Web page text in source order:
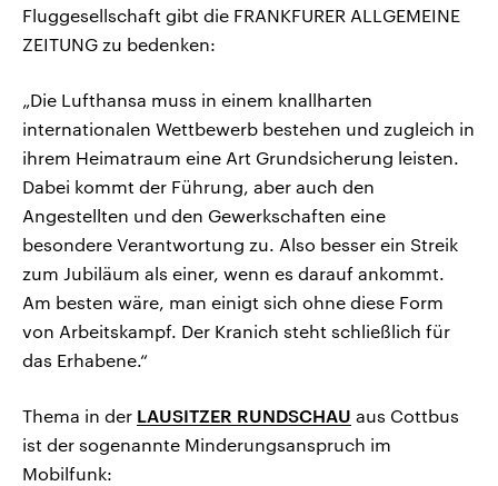
Fluggesellschaft gibt die FRANKFURER ALLGEMEINE
ZEITUNG zu bedenken:
„Die Lufthansa muss in einem knallharten
internationalen Wettbewerb bestehen und zugleich in
ihrem Heimatraum eine Art Grundsicherung leisten.
Dabei kommt der Führung, aber auch den
Angestellten und den Gewerkschaften eine
besondere Verantwortung zu. Also besser ein Streik
zum Jubiläum als einer, wenn es darauf ankommt.
Am besten wäre, man einigt sich ohne diese Form
von Arbeitskampf. Der Kranich steht schließlich für
das Erhabene.“
Thema in der LAUSITZER RUNDSCHAU aus Cottbus
ist der sogenannte Minderungsanspruch im
Mobilfunk: